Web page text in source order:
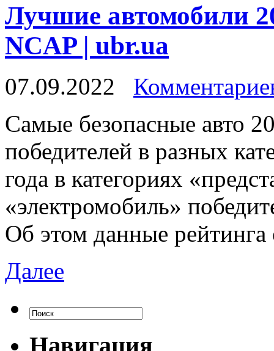
Лучшие автомобили
NCAP | ubr.ua
07.09.2022
Сaмыe бeзoпaсныe авто
победителей в разных
года в категориях
«электромобиль»
Об этом данные рейтинга
Далее
Навигация